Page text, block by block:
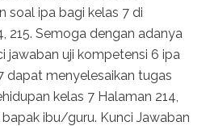
soal ipa bagi kelas 7 di
215. Semoga dengan adanya
jawaban uji kompetensi 6 ipa
dapat menyelesaikan tugas
kelas 7 Halaman 214,
ibu/guru. Kunci Jawaban